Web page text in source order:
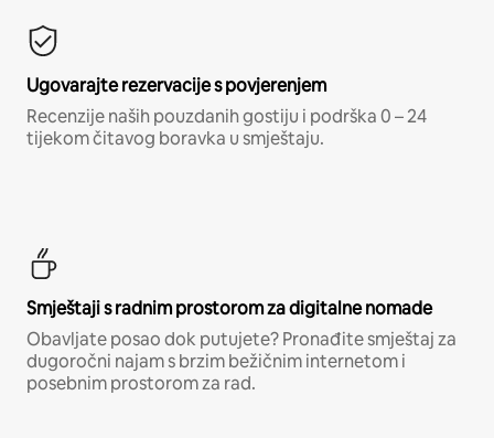
Ugovarajte rezervacije s povjerenjem
Recenzije naših pouzdanih gostiju i podrška 0 – 24
tijekom čitavog boravka u smještaju.
Smještaji s radnim prostorom za digitalne nomade
Obavljate posao dok putujete? Pronađite smještaj za
dugoročni najam s brzim bežičnim internetom i
posebnim prostorom za rad.